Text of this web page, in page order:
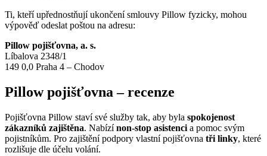
Ti, kteří upřednostňují ukončení smlouvy Pillow fyzicky, mohou
výpověď odeslat poštou na adresu:
Pillow pojišťovna, a. s.
Líbalova 2348/1
149 0,0 Praha 4 – Chodov
Pillow pojišťovna – recenze
Pojišťovna Pillow staví své služby tak, aby byla spokojenost
zákazníků zajištěna. Nabízínon-stop asistenci a pomoc svým
pojistníkům. Pro zajištění podpory vlastní pojišťovna tři linky, které
rozlišuje dle účelu volání.